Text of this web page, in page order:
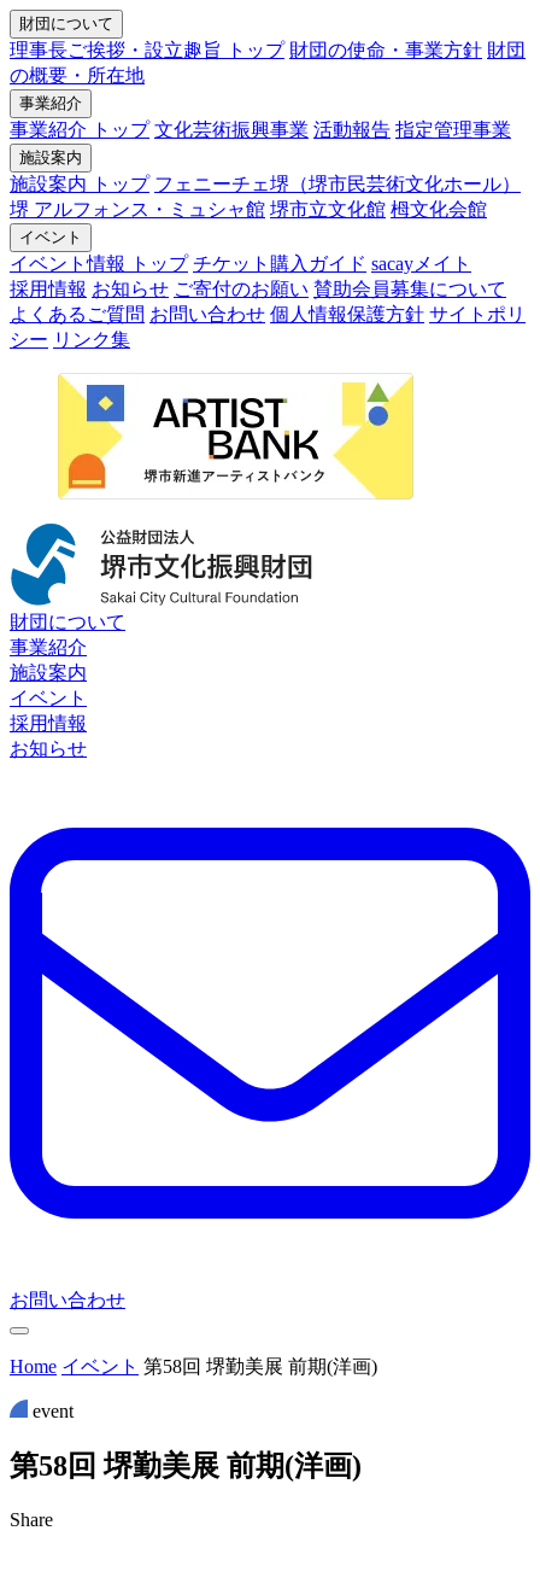
財団について
理事長ご挨拶・設立趣旨 トップ 財団の使命・事業方針 財団
の概要・所在地
事業紹介
事業紹介 トップ 文化芸術振興事業 活動報告 指定管理事業
施設案内
施設案内 トップ フェニーチェ堺（堺市民芸術文化ホール）
堺 アルフォンス・ミュシャ館 堺市立文化館 栂文化会館
イベント
イベント情報 トップ チケット購入ガイド sacayメイト
採用情報 お知らせ ご寄付のお願い 賛助会員募集について
よくあるご質問 お問い合わせ 個人情報保護方針 サイトポリ
シー リンク集
財団について
事業紹介
施設案内
イベント
採用情報
お知らせ
お問い合わせ
Home イベント 第58回 堺勤美展 前期(洋画)
event
第58回 堺勤美展 前期(洋画)
Share